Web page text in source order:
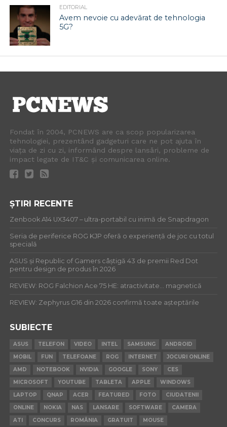
EDITORIAL
Avem nevoie cu adevărat de tehnologia
5G?
Fondat în 2004, PCNEWS are ca scop popularizarea
tehnologiei, prezentând gadgeturi care ne pot ajuta în
viața de zi cu zi, informând despre lansări, probleme de
impact legate de IT&C și comunicarea online.
ȘTIRI RECENTE
Zenbook A14 UX3407 – ultra-portabil cu inimă de Snapdragon
Seria de periferice ROG KJP oferă o experiență de joc cu totul
specială
ASUS și Republic of Gamers câștigă 43 de premii Red Dot
pentru design de produs în 2026
REVIEW: ROG Falchion Ace 75 HE: atractivitate… magnetică
REVIEW: Zephyrus G16 din 2026 confirmă toate așteptările
SUBIECTE
ASUS TELEFON VIDEO INTEL SAMSUNG
ANDROID
MOBIL
FUN TELEFOANE ROG INTERNET
JOCURI ONLINE
AMD
NOTEBOOK NVIDIA GOOGLE SONY
CES
MICROSOFT
YOUTUBE TABLETA APPLE
WINDOWS
LAPTOP
QNAP ACER FEATURED FOTO
CIUDATENII
ONLINE
NOKIA NAS LANSARE SOFTWARE
CAMERA
ATI
CONCURS ROMÂNIA GRATUIT MOUSE